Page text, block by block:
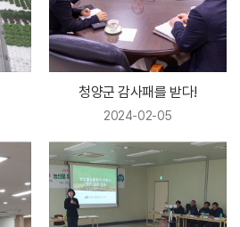
청양군 감사패를 받다!
2024-02-05